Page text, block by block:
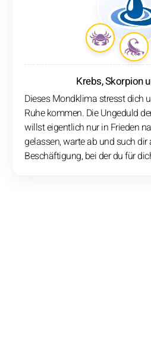
Krebs, Skorpion
Dieses Mondklima stresst dich
Ruhe kommen. Die Ungeduld
willst eigentlich nur in Frieden
gelassen, warte ab und such dir
Beschäftigung, bei der du für